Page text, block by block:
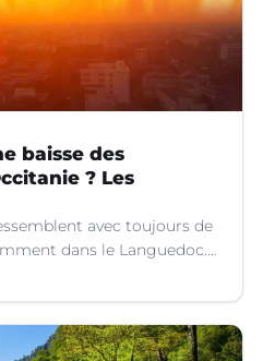
baisse des
? Les
avec toujours de
dans le Languedoc.